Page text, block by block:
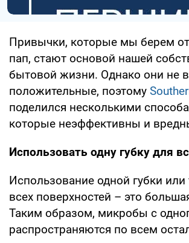
Привычки, которые мы берем
пап, стают основой нашей
бытовой жизни. Однако они не
положительные, поэтому
поделился несколькими
которые неэффективны и
Использовать одну губку для
Использование одной губки или
всех поверхностей – это
Таким образом, микробы с
распространяются по всем